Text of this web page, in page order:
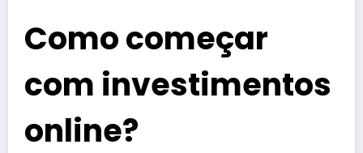
Como começar
com investimentos
online?